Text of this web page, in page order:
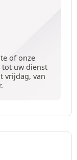
of onze
tot uw dienst
vrijdag, van